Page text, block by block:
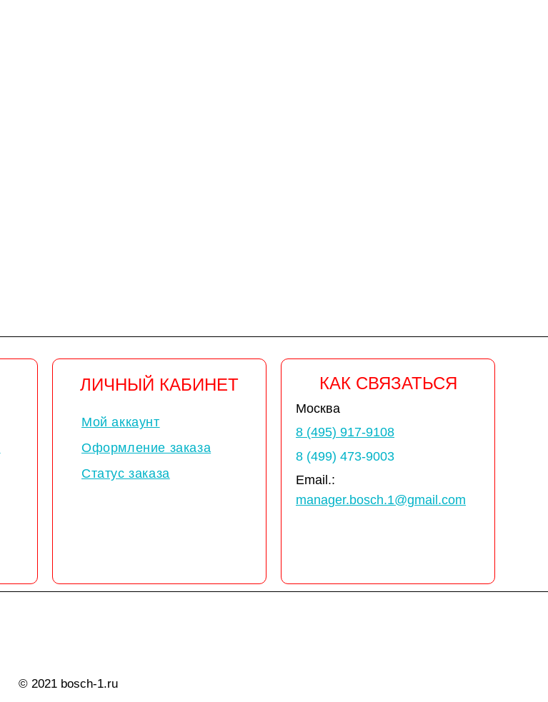
ЛИЧНЫЙ КАБИНЕТ
Мой аккаунт
Оформление заказа
Статус заказа
КАК СВЯЗАТЬСЯ
Москва
8 (495) 917-9108
8 (499) 473-9003
Email.:
manager.bosch.1@gmail.com
© 2021 bosch-1.ru